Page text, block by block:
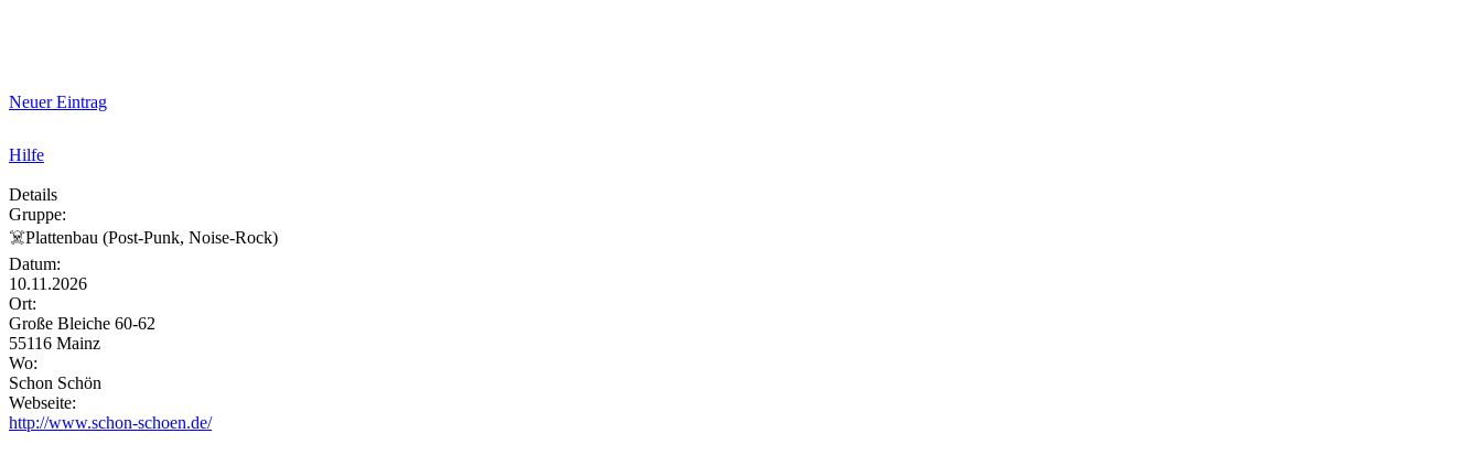
Neuer Eintrag
Hilfe
Details
Gruppe:
☠️Plattenbau (Post-Punk, Noise-Rock)
Datum:
10.11.2026
Ort:
Große Bleiche 60-62
55116 Mainz
Wo:
Schon Schön
Webseite:
http://www.schon-schoen.de/